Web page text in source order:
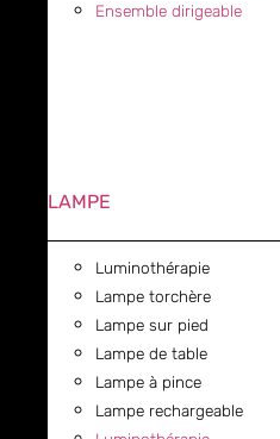
Ensemble dirigeable
LAMPE
Luminothérapie
Lampe torchère
Lampe sur pied
Lampe de table
Lampe à pince
Lampe rechargeable